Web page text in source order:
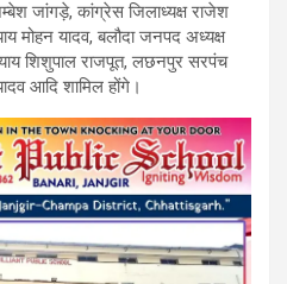
जांगड़े, कांग्रेस जिलाध्यक्ष राजेश
मोहन यादव, बलौदा जनपद अध्यक्ष
शिशुपाल राजपूत, लछनपुर सरपंच
आदि शामिल होंगे।